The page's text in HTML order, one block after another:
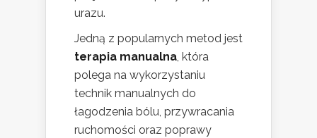
urazu.
Jedną z popularnych metod jest
terapia manualna, która
polega na wykorzystaniu
technik manualnych do
łagodzenia bólu, przywracania
ruchomości oraz poprawy